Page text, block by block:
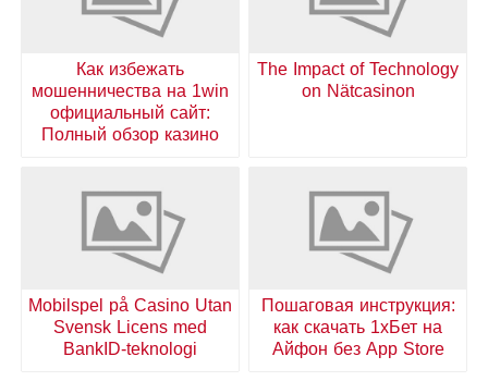
The Impact of Technology
on Nätcasinon
Как избежать
мошенничества на 1win
официальный сайт:
Полный обзор казино
Пошаговая инструкция:
как скачать 1хБет на
Айфон без App Store
Mobilspel på Casino Utan
Svensk Licens med
BankID-teknologi